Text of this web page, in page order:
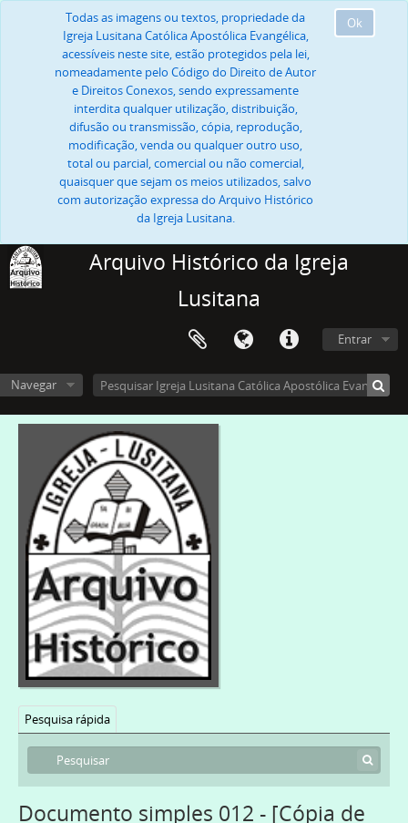
Ok
Todas as imagens ou textos, propriedade da
Igreja Lusitana Católica Apostólica Evangélica,
acessíveis neste site, estão protegidos pela lei,
nomeadamente pelo Código do Direito de Autor
e Direitos Conexos, sendo expressamente
interdita qualquer utilização, distribuição,
difusão ou transmissão, cópia, reprodução,
modificação, venda ou qualquer outro uso,
total ou parcial, comercial ou não comercial,
quaisquer que sejam os meios utilizados, salvo
com autorização expressa do Arquivo Histórico
da Igreja Lusitana.
Arquivo Histórico da Igreja
Lusitana
Entrar
Navegar
Pesquisa rápida
Documento simples 012 - [Cópia de